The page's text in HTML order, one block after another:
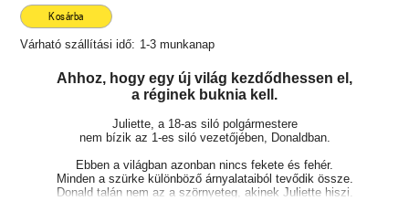
Kosárba
Várható szállítási idő: 1-3 munkanap
Ahhoz, hogy egy új világ kezdődhessen el,
a réginek buknia kell.
Juliette, a 18-as siló polgármestere
nem bízik az 1-es siló vezetőjében, Donaldban.
Ebben a világban azonban nincs fekete és fehér.
Minden a szürke különböző árnyalataiból tevődik össze.
Donald talán nem az a szörnyeteg, akinek Juliette hiszi.